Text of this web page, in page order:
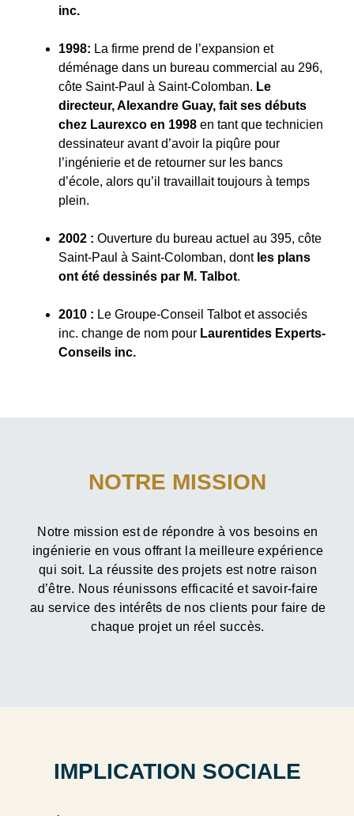
inc.
1998: La firme prend de l’expansion et
déménage dans un bureau commercial au 296,
côte Saint-Paul à Saint-Colomban. Le
directeur, Alexandre Guay, fait ses débuts
chez Laurexco en 1998en tant que technicien
dessinateur avant d’avoir la piqûre pour
l’ingénierie et de retourner sur les bancs
d’école, alors qu’il travaillait toujours à temps
plein.
2002 : Ouverture du bureau actuel au 395, côte
Saint-Paul à Saint-Colomban, dont les plans
ont été dessinés par M. Talbot.
2010 : Le Groupe-Conseil Talbot et associés
inc. change de nom pour Laurentides Experts-
Conseils inc.
NOTRE MISSION
Notre mission est de répondre à vos besoins en
ingénierie en vous offrant la meilleure expérience
qui soit. La réussite des projets est notre raison
d’être. Nous réunissons efficacité et savoir-faire
au service des intérêts de nos clients pour faire de
chaque projet un réel succès.
IMPLICATION SOCIALE